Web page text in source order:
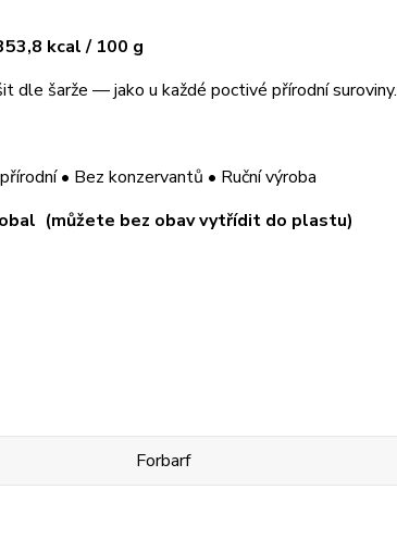
kcal / 100 g
dle šarže — jako u každé poctivé přírodní suroviny.
• Bez konzervantů • Ruční výroba
(můžete bez obav vytřídit do plastu)
Forbarf